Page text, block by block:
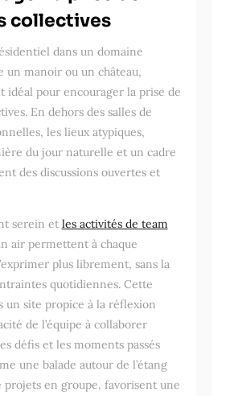
collectives
dans un domaine
un manoir ou un château,
idéal pour encourager la prise de
En dehors des salles de
les lieux atypiques,
du jour naturelle et un cadre
des discussions ouvertes et
serein et les activités de team
air permettent à chaque
plus librement, sans la
quotidiennes. Cette
un site propice à la réflexion
de l’équipe à collaborer
défis et les moments passés
une balade autour de l’étang
projets en groupe, favorisent une